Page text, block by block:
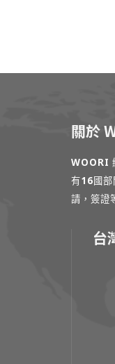
關於
WOORI
有16國部
請，簽
台